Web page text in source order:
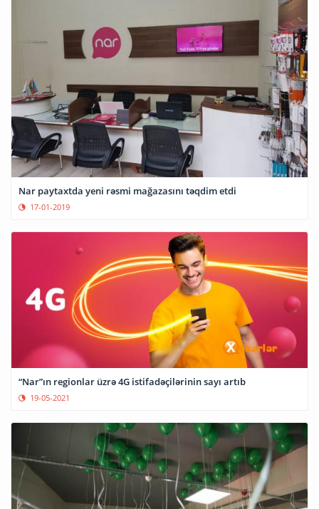
Nar paytaxtda yeni rəsmi mağazasını təqdim etdi
17-01-2019
“Nar”ın regionlar üzrə 4G istifadəçilərinin sayı artıb
19-05-2021